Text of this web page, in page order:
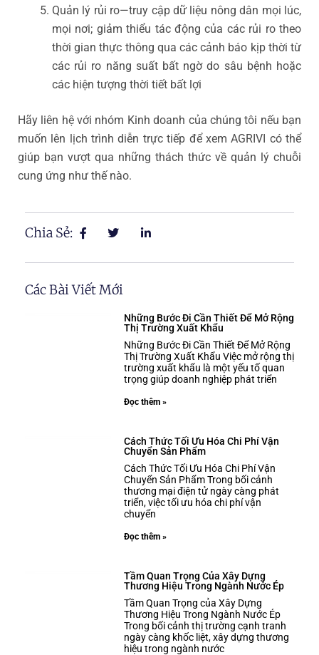
Quản lý rủi ro—truy cập dữ liệu nông dân mọi lúc,
mọi nơi; giảm thiểu tác động của các rủi ro theo
thời gian thực thông qua các cảnh báo kịp thời từ
các rủi ro năng suất bất ngờ do sâu bệnh hoặc
các hiện tượng thời tiết bất lợi
Hãy liên hệ với nhóm Kinh doanh của chúng tôi nếu bạn
muốn lên lịch trình diễn trực tiếp để xem AGRIVI có thể
giúp bạn vượt qua những thách thức về quản lý chuỗi
cung ứng như thế nào.
Chia Sẻ:
Các Bài Viết Mới
Những Bước Đi Cần Thiết Để Mở Rộng
Thị Trường Xuất Khẩu
Những Bước Đi Cần Thiết Để Mở Rộng
Thị Trường Xuất Khẩu Việc mở rộng thị
trường xuất khẩu là một yếu tố quan
trọng giúp doanh nghiệp phát triển
Đọc thêm »
Cách Thức Tối Ưu Hóa Chi Phí Vận
Chuyển Sản Phẩm
Cách Thức Tối Ưu Hóa Chi Phí Vận
Chuyển Sản Phẩm Trong bối cảnh
thương mại điện tử ngày càng phát
triển, việc tối ưu hóa chi phí vận
chuyển
Đọc thêm »
Tầm Quan Trọng Của Xây Dựng
Thương Hiệu Trong Ngành Nước Ép
Tầm Quan Trọng của Xây Dựng
Thương Hiệu Trong Ngành Nước Ép
Trong bối cảnh thị trường cạnh tranh
ngày càng khốc liệt, xây dựng thương
hiệu trong ngành nước